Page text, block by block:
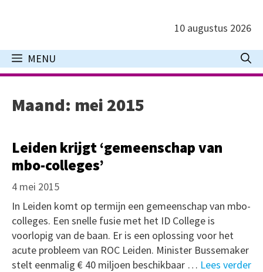
inhoud
10 augustus 2026
MENU
Maand: mei 2015
Leiden krijgt ‘gemeenschap van
mbo-colleges’
4 mei 2015
In Leiden komt op termijn een gemeenschap van mbo-
colleges. Een snelle fusie met het ID College is
voorlopig van de baan. Er is een oplossing voor het
acute probleem van ROC Leiden. Minister Bussemaker
stelt eenmalig € 40 miljoen beschikbaar … Lees verder